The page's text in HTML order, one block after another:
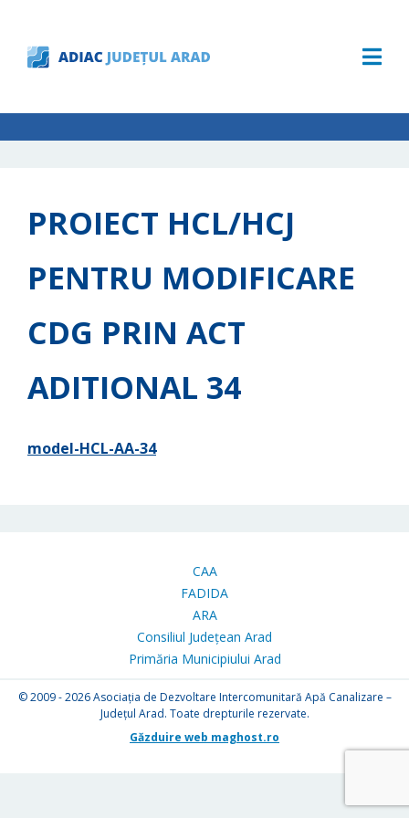
PROIECT HCL/HCJ
PENTRU MODIFICARE
CDG PRIN ACT
ADITIONAL 34
model-HCL-AA-34
CAA
FADIDA
ARA
Consiliul Județean Arad
Primăria Municipiului Arad
© 2009 - 2026Asociația de Dezvoltare Intercomunitară Apă Canalizare –
Județul Arad. Toate drepturile rezervate.
Găzduire web maghost.ro